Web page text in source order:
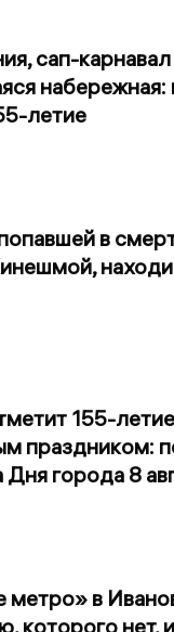
сап-
набережная:
летие
в
155-летие
праздником:
города 8
метро» в
которого нет,